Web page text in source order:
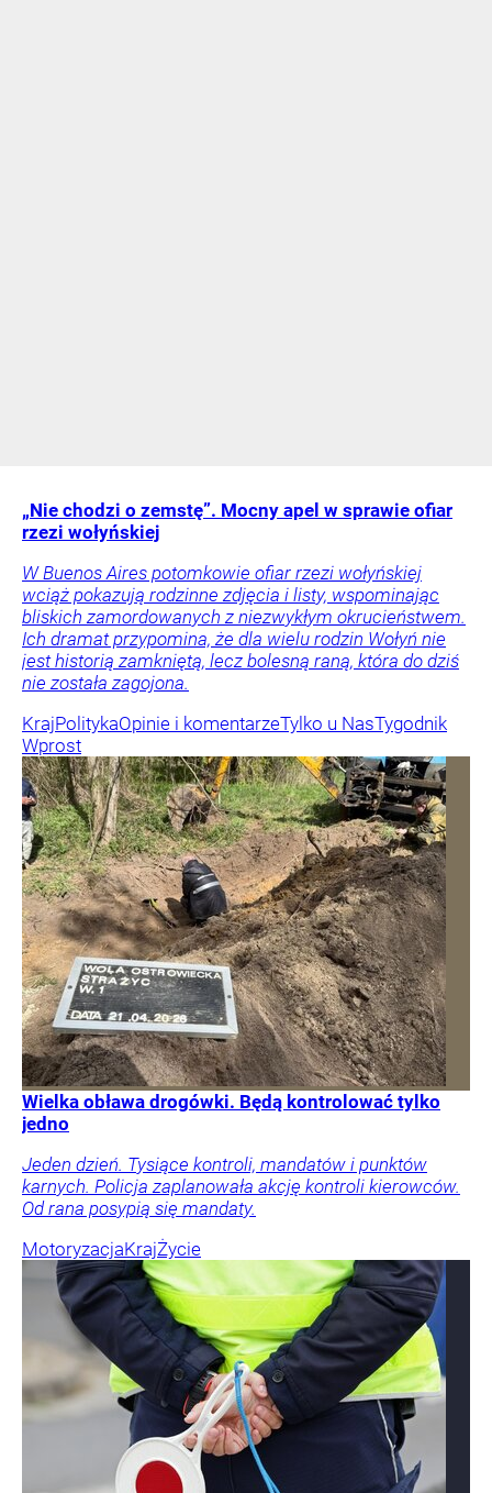
„Nie chodzi o zemstę”. Mocny apel w sprawie ofiar
rzezi wołyńskiej
W Buenos Aires potomkowie ofiar rzezi wołyńskiej
wciąż pokazują rodzinne zdjęcia i listy, wspominając
bliskich zamordowanych z niezwykłym okrucieństwem.
Ich dramat przypomina, że dla wielu rodzin Wołyń nie
jest historią zamkniętą, lecz bolesną raną, która do dziś
nie została zagojona.
KrajPolitykaOpinie i komentarzeTylko u NasTygodnik
Wprost
Wielka obława drogówki. Będą kontrolować tylko
jedno
Jeden dzień. Tysiące kontroli, mandatów i punktów
karnych. Policja zaplanowała akcję kontroli kierowców.
Od rana posypią się mandaty.
MotoryzacjaKrajŻycie